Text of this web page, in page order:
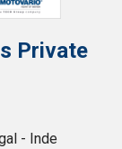
Private
- Inde